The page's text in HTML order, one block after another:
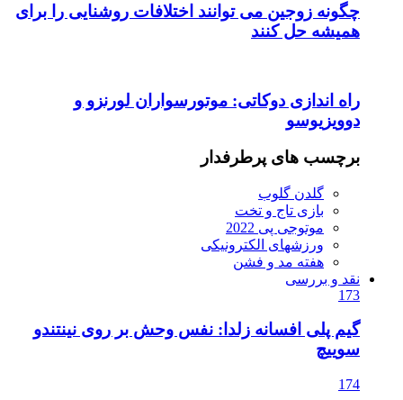
چگونه زوجین می توانند اختلافات روشنایی را برای
همیشه حل کنند
راه اندازی دوکاتی: موتورسواران لورنزو و
دوویزیوسو
برچسب های پرطرفدار
گلدن گلوب
بازی تاج و تخت
موتوجی پی 2022
ورزشهای الکترونیکی
هفته مد و فشن
نقد و بررسی
گیم پلی افسانه زلدا: نفس وحش بر روی نینتندو
سوییچ